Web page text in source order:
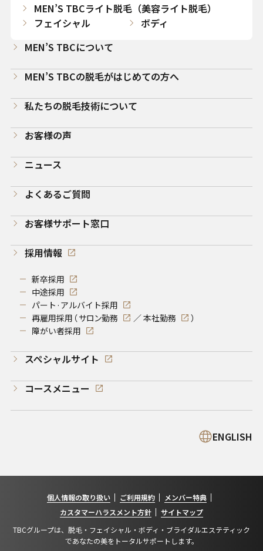
MEN’S TBCライト脱毛（美容ライト脱毛）
フェイシャル
ボディ
MEN’S TBCについて
MEN’S TBCの脱毛がはじめての方へ
私たちの脱毛技術について
お客様の声
ニュース
よくあるご質問
お客様サポート窓口
採用情報
新卒採用
中途採用
パート·アルバイト採用
再雇用採用（ サロン勤務 ／本社勤務
）
障がい者採用
スペシャルサイト
コースメニュー
ENGLISH
個人情報の取り扱い ご利用規約
メンバー特典
カスタマーハラスメント方針
サイトマップ
TBCグループは、脱毛・フェイシャル・ボディ・ブライダルエステティック
であなたの美をトータルサポートします。